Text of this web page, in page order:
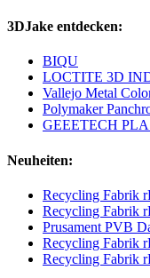
3DJake entdecken:
BIQU
LOCTITE 3D
Vallejo Metal
Polymaker
GEEETECH PLA
Neuheiten:
Recycling Fabrik
Recycling Fabrik
Prusament PVB
Recycling Fabrik
Recycling Fabrik